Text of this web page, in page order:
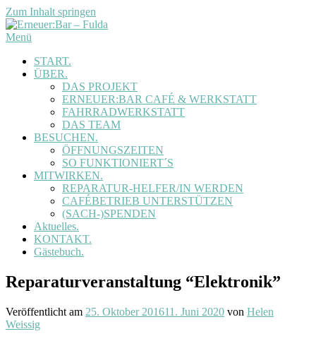
Zum Inhalt springen
Menü
START.
ÜBER.
DAS PROJEKT
ERNEUER:BAR CAFÉ & WERKSTATT
FAHRRADWERKSTATT
DAS TEAM
BESUCHEN.
ÖFFNUNGSZEITEN
SO FUNKTIONIERT´S
MITWIRKEN.
REPARATUR-HELFER/IN WERDEN
CAFÉBETRIEB UNTERSTÜTZEN
(SACH-)SPENDEN
Aktuelles.
KONTAKT.
Gästebuch.
Reparaturveranstaltung “Elektronik”
Veröffentlicht am 25. Oktober 201611. Juni 2020 von Helen
Weissig